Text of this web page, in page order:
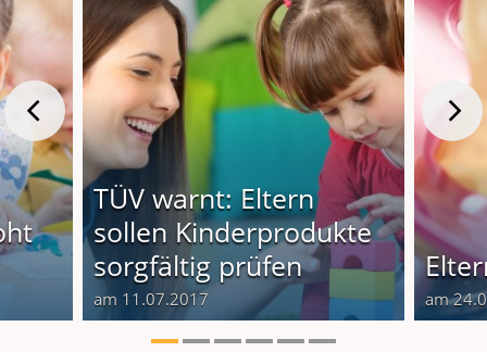
TÜV warnt: Eltern
sollen Kinderprodukte
sorgfältig prüfen
am 11.07.2017 am